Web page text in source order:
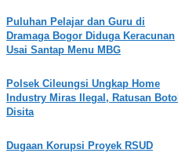
Puluhan Pelajar dan Guru di
Dramaga Bogor Diduga Keracunan
Usai Santap Menu MBG
Polsek Cileungsi Ungkap Home
Industry Miras Ilegal, Ratusan Botol
Disita
Dugaan Korupsi Proyek RSUD